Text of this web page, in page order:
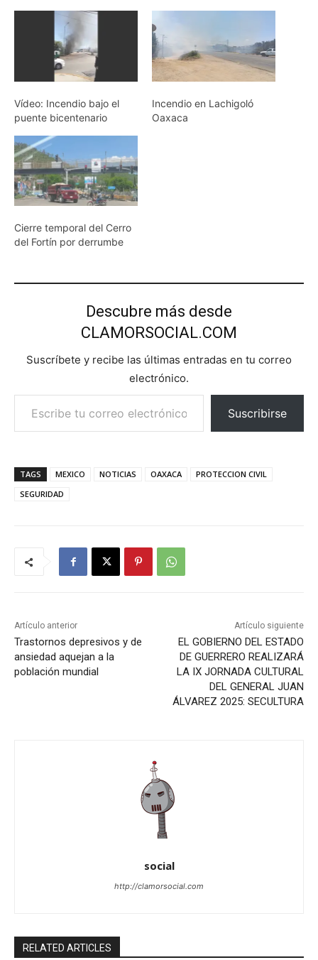
Vídeo: Incendio bajo el
puente bicentenario
Incendio en Lachigoló
Oaxaca
Cierre temporal del Cerro
del Fortín por derrumbe
Descubre más desde
CLAMORSOCIAL.COM
Suscríbete y recibe las últimas entradas en tu correo
electrónico.
Escribe tu correo electrónico…
Suscribirse
TAGS MEXICO NOTICIAS OAXACA
PROTECCION CIVIL
SEGURIDAD
Artículo anterior
Trastornos depresivos y de
ansiedad aquejan a la
población mundial
Artículo siguiente
EL GOBIERNO DEL ESTADO
DE GUERRERO REALIZARÁ
LA IX JORNADA CULTURAL
DEL GENERAL JUAN
ÁLVAREZ 2025: SECULTURA
social
http://clamorsocial.com
RELATED ARTICLES